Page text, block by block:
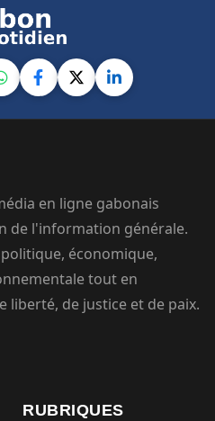
en ligne gabonais
de l'information générale.
économique,
tout en
liberté, de justice et de paix.
RUBRIQUES